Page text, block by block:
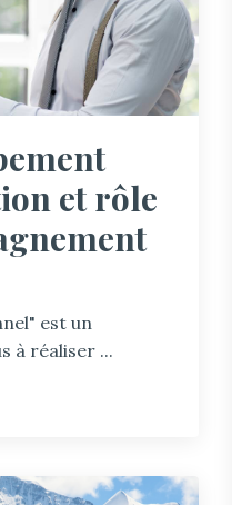
et rôle
est un
à réaliser ...